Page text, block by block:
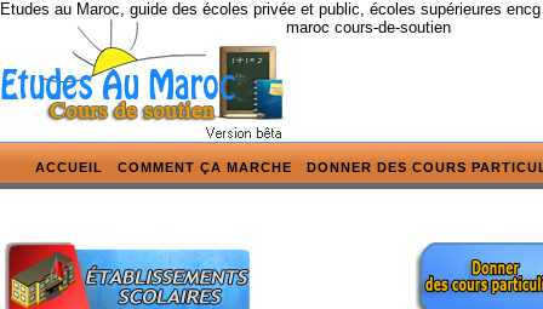
Etudes au Maroc, guide des écoles privée et public, écoles supérieures
maroc cours-de-soutien
ACCUEIL COMMENT ÇA MARCHE DONNER DES COURS